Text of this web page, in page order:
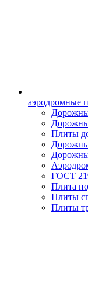
аэродромные
Плиты
ГОСТ
Плита
Плиты
Плиты